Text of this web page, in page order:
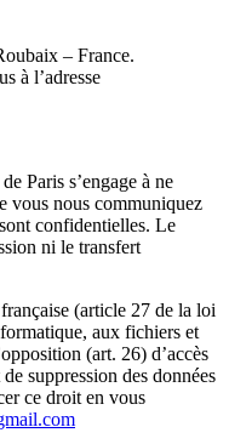
– France.
à l’adresse
Paris s’engage à ne
vous nous communiquez
confidentielles. Le
ni le transfert
(article 27 de la loi
aux fichiers et
(art. 26) d’accès
suppression des données
ce droit en vous